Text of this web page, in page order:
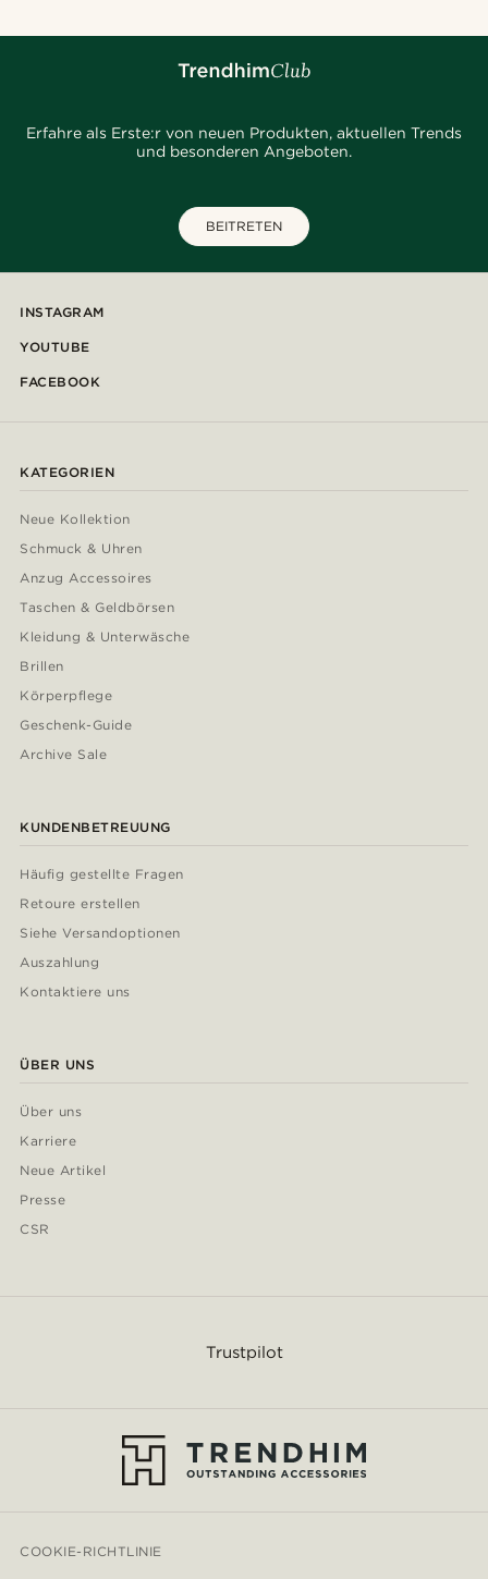
Erfahre als Erste:r von neuen Produkten, aktuellen Trends
und besonderen Angeboten.
BEITRETEN
INSTAGRAM
YOUTUBE
FACEBOOK
KATEGORIEN
Neue Kollektion
Schmuck & Uhren
Anzug Accessoires
Taschen & Geldbörsen
Kleidung & Unterwäsche
Brillen
Körperpflege
Geschenk-Guide
Archive Sale
KUNDENBETREUUNG
Häufig gestellte Fragen
Retoure erstellen
Siehe Versandoptionen
Auszahlung
Kontaktiere uns
ÜBER UNS
Über uns
Karriere
Neue Artikel
Presse
CSR
Trustpilot
COOKIE-RICHTLINIE